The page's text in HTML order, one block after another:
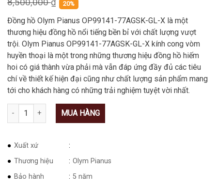
20%
Đồng hồ Olym Pianus OP99141-77AGSK-GL-X là một
thương hiệu đồng hồ nổi tiếng bền bỉ với chất lượng vượt
trội. Olym Pianus OP99141-77AGSK-GL-X kính cong vòm
huyền thoại là một trong những thương hiệu đồng hồ hiếm
hoi có giá thành vừa phải mà vẫn đáp ứng đầy đủ các tiêu
chí về thiết kế hiện đại cũng như chất lượng sản phẩm mang
tới cho khách hàng có những trải nghiệm tuyệt vời nhất.
Số lượng MUA HÀNG
Xuất xứ
Thương hiệu
Olym Pianus
Bảo hành
5 năm